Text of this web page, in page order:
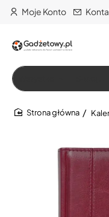
Moje Konto
Szukaj…